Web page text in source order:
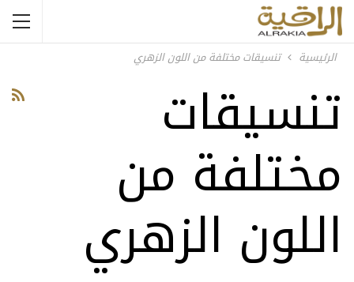
الرئيسية تنسيقات مختلفة من اللون الزهري
تنسيقات
مختلفة من
اللون الزهري